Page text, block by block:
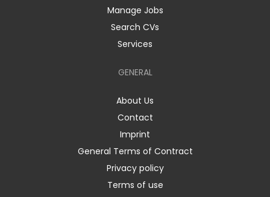
Manage Jobs
Search CVs
Services
GENERAL
About Us
Contact
Imprint
General Terms of Contract
Privacy policy
Terms of use